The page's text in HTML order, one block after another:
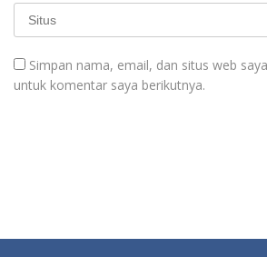
Simpan nama, email, dan situs web
untuk komentar saya berikutnya.